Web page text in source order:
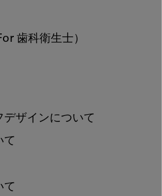
歯科衛生士）
ザインについて
て
て